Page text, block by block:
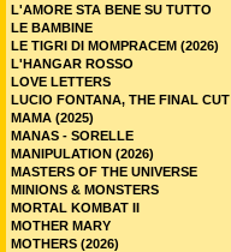
L'AMORE STA BENE SU TUTTO
LE BAMBINE
LE TIGRI DI MOMPRACEM (2026)
L'HANGAR ROSSO
LOVE LETTERS
LUCIO FONTANA, THE FINAL CUT
MAMA (2025)
MANAS - SORELLE
MANIPULATION (2026)
MASTERS OF THE UNIVERSE
MINIONS & MONSTERS
MORTAL KOMBAT II
MOTHER MARY
MOTHERS (2026)